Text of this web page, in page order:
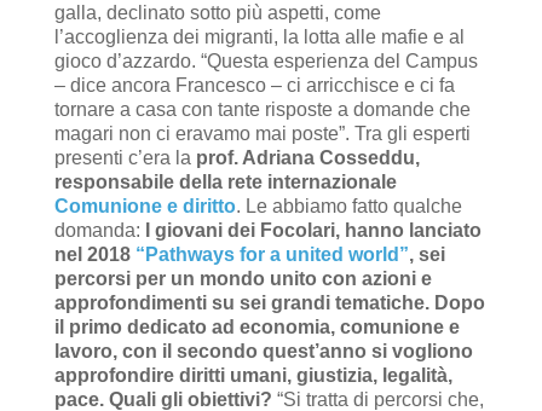
galla, declinato sotto più aspetti, come
l’accoglienza dei migranti, la lotta alle mafie e al
gioco d’azzardo. “Questa esperienza del Campus
– dice ancora Francesco – ci arricchisce e ci fa
tornare a casa con tante risposte a domande che
magari non ci eravamo mai poste”. Tra gli esperti
presenti c’era la prof. Adriana Cosseddu,
responsabile della rete internazionale
Comunione e diritto. Le abbiamo fatto qualche
domanda:
I giovani dei Focolari, hanno lanciato
nel 2018 “Pathways for a united world”, sei
percorsi per un mondo unito con azioni e
approfondimenti su sei grandi tematiche. Dopo
il primo dedicato ad economia, comunione e
lavoro, con il secondo quest’anno si vogliono
approfondire diritti umani, giustizia, legalità,
pace. Quali gli obiettivi? “Si tratta di percorsi che,